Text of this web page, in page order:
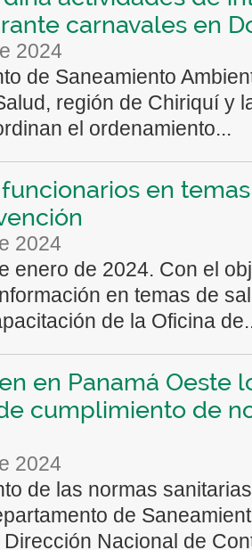
carnavales en
2024
de Saneamiento
región de Chiriquí y
el ordenamiento...
en
2024
enero de 2024. Con el
en temas de
de la Oficina
en Panamá Oeste
cumplimiento de
2024
de las normas
de
Nacional de